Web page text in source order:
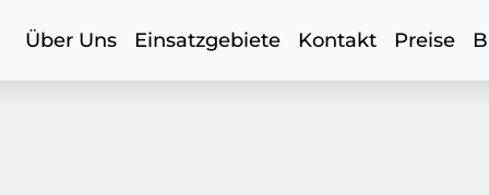
Über Uns Einsatzgebiete Kontakt Preise